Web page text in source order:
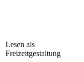
Lesen als
Freizeitgestaltung